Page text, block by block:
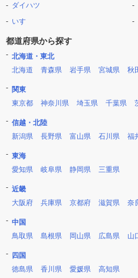
ダイハツ
いすゞ
都道府県から探す
北海道・東北
北海道
青森県 岩手県 宮城県 秋
関東
東京都
神奈川県 埼玉県 千葉県
信越・北陸
新潟県
長野県 富山県 石川県 福
東海
愛知県
岐阜県 静岡県 三重県
近畿
大阪府
兵庫県 京都府 滋賀県 奈
中国
鳥取県
島根県 岡山県 広島県 山
四国
徳島県
香川県 愛媛県 高知県